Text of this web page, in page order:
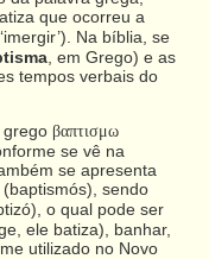
que ocorreu a
Na bíblia, se
, em Grego) e as
tempos verbais do
grego βαπτισμω
se vê na
se apresenta
(baptismós), sendo
o qual pode ser
ele batiza), banhar,
utilizado no Novo